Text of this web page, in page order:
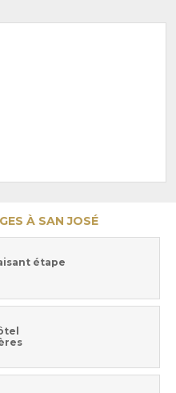
À SAN JOSÉ
étape